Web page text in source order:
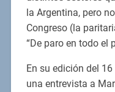
la Argentina, pero
Congreso (la
“De paro en todo el
En su edición del
una entrevista a